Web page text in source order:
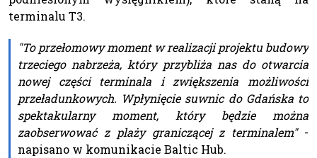
terminalu T3.
"To przełomowy moment w realizacji projektu budowy
trzeciego nabrzeża, który przybliża nas do otwarcia
nowej części terminala i zwiększenia możliwości
przeładunkowych. Wpłynięcie suwnic do Gdańska to
spektakularny moment, który będzie można
zaobserwować z plaży graniczącej z terminalem"-
napisano w komunikacie Baltic Hub.